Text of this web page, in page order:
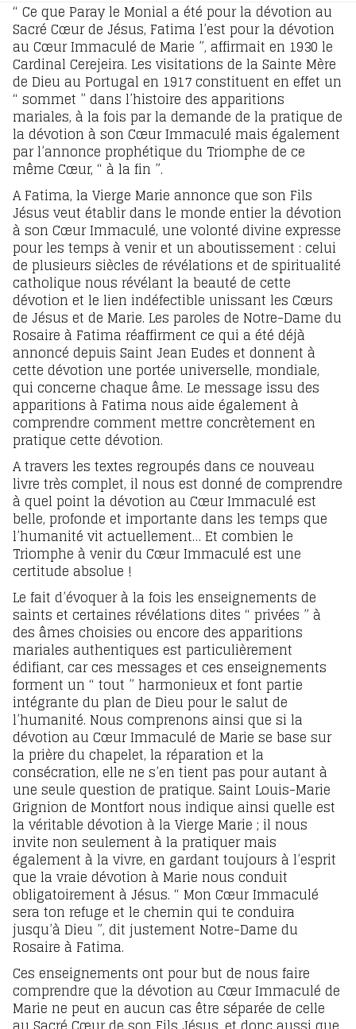
“ Ce que Paray le Monial a été pour la dévotion au
Sacré Cœur de Jésus, Fatima l’est pour la dévotion
au Cœur Immaculé de Marie ”, affirmait en 1930 le
Cardinal Cerejeira. Les visitations de la Sainte Mère
de Dieu au Portugal en 1917 constituent en effet un
“ sommet ” dans l’histoire des apparitions
mariales, à la fois par la demande de la pratique de
la dévotion à son Cœur Immaculé mais également
par l’annonce prophétique du Triomphe de ce
même Cœur, “ à la fin ”.
A Fatima, la Vierge Marie annonce que son Fils
Jésus veut établir dans le monde entier la dévotion
à son Cœur Immaculé, une volonté divine expresse
pour les temps à venir et un aboutissement : celui
de plusieurs siècles de révélations et de spiritualité
catholique nous révélant la beauté de cette
dévotion et le lien indéfectible unissant les Cœurs
de Jésus et de Marie. Les paroles de Notre-Dame du
Rosaire à Fatima réaffirment ce qui a été déjà
annoncé depuis Saint Jean Eudes et donnent à
cette dévotion une portée universelle, mondiale,
qui concerne chaque âme. Le message issu des
apparitions à Fatima nous aide également à
comprendre comment mettre concrètement en
pratique cette dévotion.
A travers les textes regroupés dans ce nouveau
livre très complet, il nous est donné de comprendre
à quel point la dévotion au Cœur Immaculé est
belle, profonde et importante dans les temps que
l’humanité vit actuellement… Et combien le
Triomphe à venir du Cœur Immaculé est une
certitude absolue !
Le fait d’évoquer à la fois les enseignements de
saints et certaines révélations dites “ privées ” à
des âmes choisies ou encore des apparitions
mariales authentiques est particulièrement
édifiant, car ces messages et ces enseignements
forment un “ tout ” harmonieux et font partie
intégrante du plan de Dieu pour le salut de
l’humanité. Nous comprenons ainsi que si la
dévotion au Cœur Immaculé de Marie se base sur
la prière du chapelet, la réparation et la
consécration, elle ne s’en tient pas pour autant à
une seule question de pratique. Saint Louis-Marie
Grignion de Montfort nous indique ainsi quelle est
la véritable dévotion à la Vierge Marie ; il nous
invite non seulement à la pratiquer mais
également à la vivre, en gardant toujours à l’esprit
que la vraie dévotion à Marie nous conduit
obligatoirement à Jésus. “ Mon Cœur Immaculé
sera ton refuge et le chemin qui te conduira
jusqu’à Dieu ”, dit justement Notre-Dame du
Rosaire à Fatima.
Ces enseignements ont pour but de nous faire
comprendre que la dévotion au Cœur Immaculé de
Marie ne peut en aucun cas être séparée de celle